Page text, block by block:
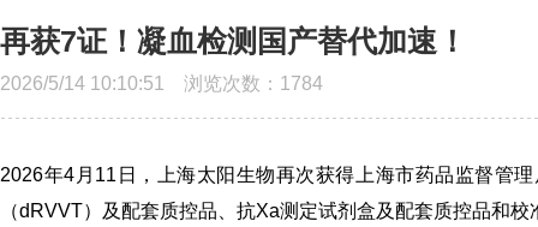
再获7证！凝血检测国产替代加速！
2026/5/14 10:10:51 浏览次数： 1784
2026年4月11日， 上海太阳生物再次获得上海市药品监督管
（dRVVT）及配套质控品、抗Xa测定试剂盒及配套质控品和